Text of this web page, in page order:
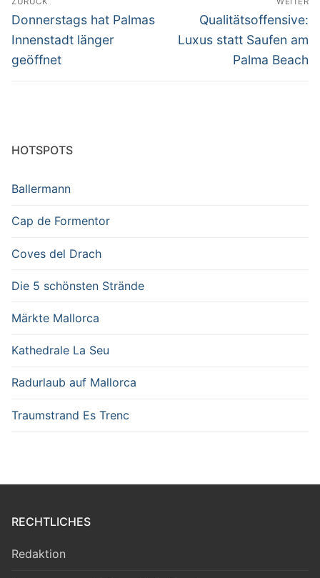
Vorheriger
Beitrag:
Donnerstags hat Palmas
Innenstadt länger
geöffnet
Nächster
Beitrag:
Qualitätsoffensive:
Luxus statt Saufen am
Palma Beach
HOTSPOTS
Ballermann
Cap de Formentor
Coves del Drach
Die 5 schönsten Strände
Märkte Mallorca
Kathedrale La Seu
Radurlaub auf Mallorca
Traumstrand Es Trenc
RECHTLICHES
Redaktion